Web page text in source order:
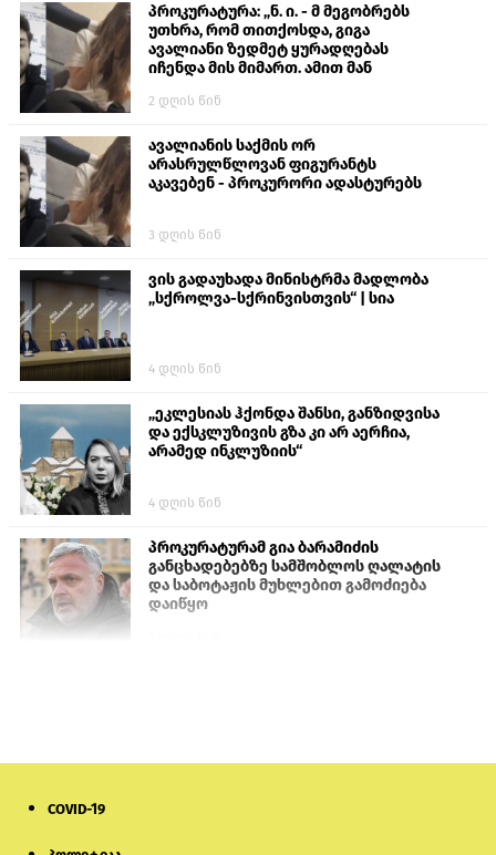
პროკურატურა: „ნ. ი. - მ მეგობრებს
უთხრა, რომ თითქოსდა, გიგა
ავალიანი ზედმეტ ყურადღებას
იჩენდა მის მიმართ. ამით მან
თავს დასხმოდა გიგა ავალიანს“
2 დღის წინ
ავალიანის საქმის ორ
არასრულწლოვან ფიგურანტს
აკავებენ - პროკურორი ადასტურებს
3 დღის წინ
ვის გადაუხადა მინისტრმა მადლობა
„სქროლვა-სქრინვისთვის“ | სია
4 დღის წინ
„ეკლესიას ჰქონდა შანსი, განზიდვისა
და ექსკლუზივის გზა კი არ აერჩია,
არამედ ინკლუზიის“
4 დღის წინ
პროკურატურამ გია ბარამიძის
განცხადებებზე სამშობლოს ღალატის
და საბოტაჟის მუხლებით გამოძიება
დაიწყო
COVID-19